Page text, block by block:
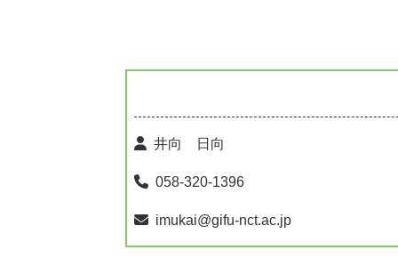
井向 日向
058-320-1396
imukai@gifu-nct.ac.jp